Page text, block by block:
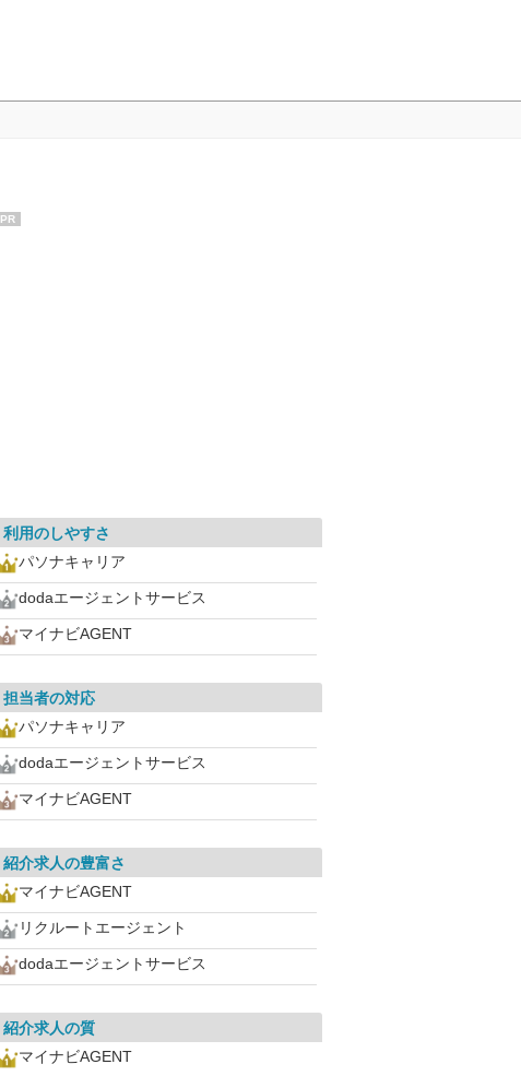
PR
利用のしやすさ
パソナキャリア
dodaエージェントサービス
マイナビAGENT
担当者の対応
パソナキャリア
dodaエージェントサービス
マイナビAGENT
紹介求人の豊富さ
マイナビAGENT
リクルートエージェント
dodaエージェントサービス
紹介求人の質
マイナビAGENT